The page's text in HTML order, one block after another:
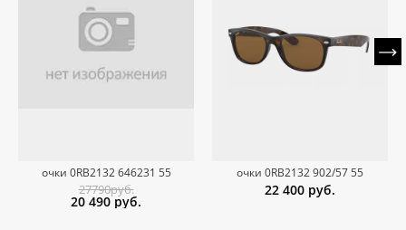
очки 0RB2132 646231 55
27790руб.
20 490 руб.
очки 0RB2132 902/57 55
22 400 руб.